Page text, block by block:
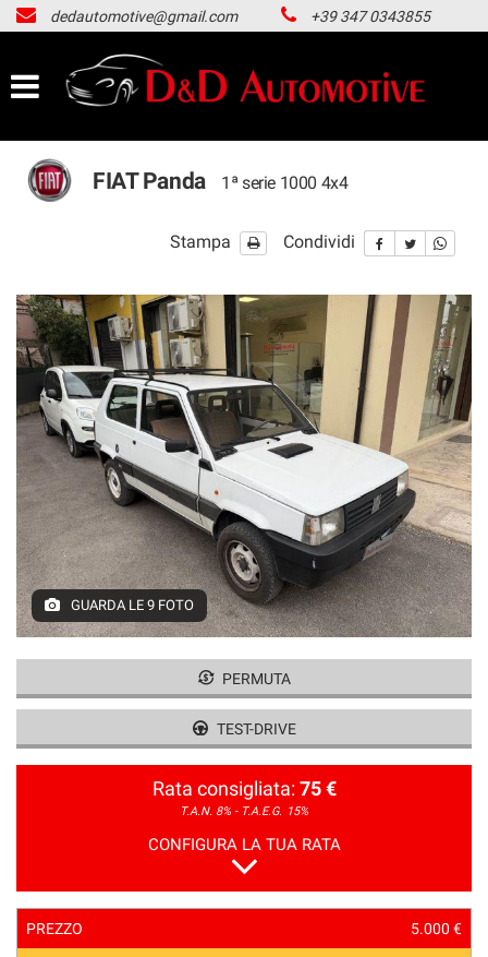
HOME
LISTA VEICOLI
ACQUISTIAMO USATO
NEWS
AREA COMMERCIANTI
dedautomotive@gmail.com +39 347 0343855
FIAT Panda 1ª serie 1000 4x4
Stampa Condividi
GUARDA LE 9 FOTO
PERMUTA
TEST-DRIVE
Rata consigliata: 75 €
T.A.N. 8% - T.A.E.G. 15%
CONFIGURA LA TUA RATA
PREZZO 5.000 €